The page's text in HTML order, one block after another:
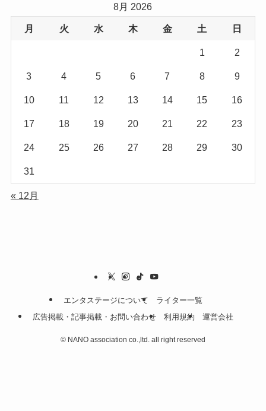
8月 2026
月 火 水 木 金 土 日
1 2
3 4 5 6 7 8 9
10 11 12 13 14 15 16
17 18 19 20 21 22 23
24 25 26 27 28 29 30
31
« 12月
エンタステージについて
ライター一覧
広告掲載・記事掲載・お問い合わせ
利用規約 運営会社
© NANO association co.,ltd. all right reserved